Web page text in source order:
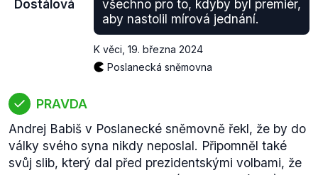
Dostálová
všechno pro to, kdyby byl premiér,
aby nastolil mírová jednání.
K věci 19. března 2024
Poslanecká sněmovna
PRAVDA
Andrej Babiš v Poslanecké sněmovně řekl, že by do
války svého syna nikdy neposlal. Připomněl také
svůj slib, který dal před prezidentskými volbami, že